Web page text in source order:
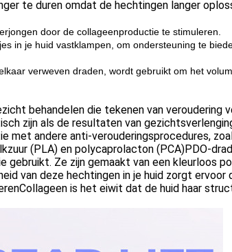
te duren omdat de hechtingen langer
door de collageenproductie te stimuleren.
in je huid vastklampen, om ondersteuning te
verweven draden, wordt gebruikt om het
behandelen die tekenen van veroudering
zijn als de resultaten van
met andere anti-verouderingsprocedures,
(PLA) en polycaprolacton (PCA)PDO-
gebruikt. Ze zijn gemaakt van een kleurloos
van deze hechtingen in je huid zorgt ervoor
is het eiwit dat de huid haar